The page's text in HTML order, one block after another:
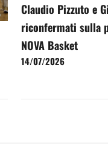
Claudio Pizzuto e
riconfermati sulla
NOVA Basket
14/07/2026